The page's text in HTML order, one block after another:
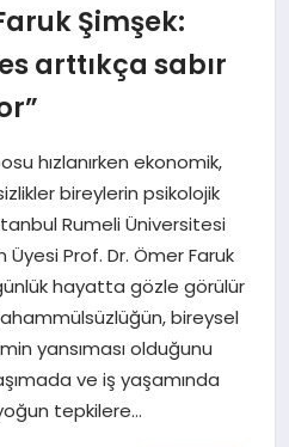
Şimşek:
arttıkça sabır
hızlanırken ekonomik,
bireylerin psikolojik
Rumeli Üniversitesi
Prof. Dr. Ömer Faruk
hayatta gözle görülür
bireysel
yansıması olduğunu
ve iş yaşamında
tepkilere…